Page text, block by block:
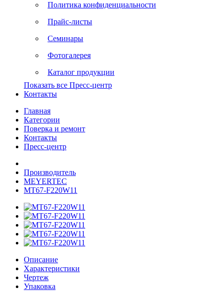
Политика конфиденциальности
Прайс-листы
Семинары
Фотогалерея
Каталог продукции
Показать все Пресс-центр
Контакты
Главная
Категории
Поверка и ремонт
Контакты
Пресс-центр
Производитель
MEYERTEC
MT67-F220W11
Описание
Характеристики
Чертеж
Упаковка